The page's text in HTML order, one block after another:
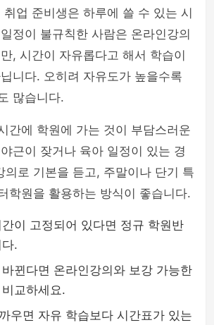
업 준비생은 하루에 쓸 수 있는 시
정이 불규칙한 사람은 온라인강의
, 시간이 자유롭다고 해서 학습이
니다. 오히려 자유도가 높을수록
많습니다.
간에 학원에 가는 것이 부담스러운
근이 잦거나 육아 일정이 있는 경
의로 기본을 듣고, 주말이나 단기 특
학원을 활용하는 방식이 좋습니다.
이 고정되어 있다면 정규 학원반
.
뀐다면 온라인강의와 보강 가능한
교하세요.
우면 자유 학습보다 시간표가 있는